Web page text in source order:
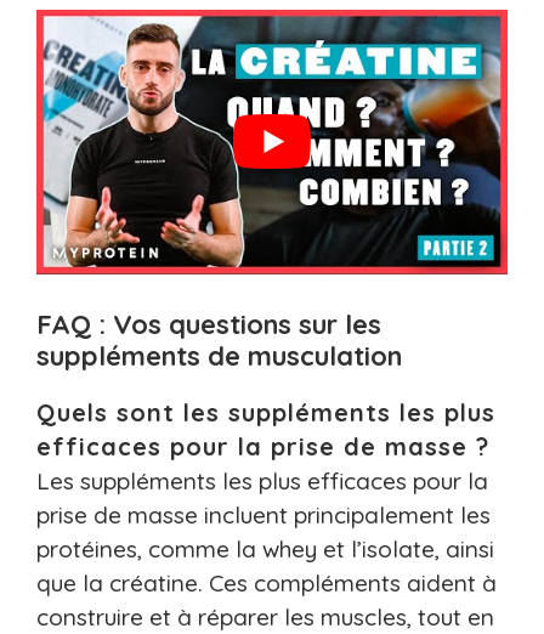
FAQ : Vos questions sur les
suppléments de musculation
Quels sont les suppléments les plus
efficaces pour la prise de masse ?
Les suppléments les plus efficaces pour la
prise de masse incluent principalement les
protéines, comme la whey et l’isolate, ainsi
que la créatine. Ces compléments aident à
construire et à réparer les muscles, tout en